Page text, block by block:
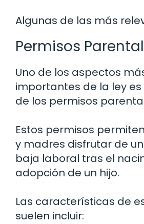
Algunas de las más
Permisos
Uno de los aspectos
importantes de la ley
de los permisos
Estos permisos
y madres disfrutar de
baja laboral tras el
adopción de un hijo.
Las características de
suelen incluir: